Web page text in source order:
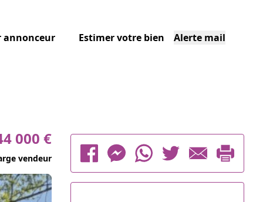
annonceur Estimer votre bien Alerte mail
000 €
vendeur